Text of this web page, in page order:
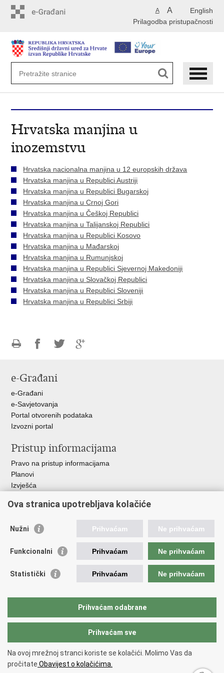
English
A A
Prilagodba pristupačnosti
Hrvatska manjina u
inozemstvu
Hrvatska nacionalna manjina u 12 europskih država
Hrvatska manjina u Republici Austriji
Hrvatska manjina u Republici Bugarskoj
Hrvatska manjina u Crnoj Gori
Hrvatska manjina u Češkoj Republici
Hrvatska manjina u Talijanskoj Republici
Hrvatska manjina u Republici Kosovo
Hrvatska manjina u Mađarskoj
Hrvatska manjina u Rumunjskoj
Hrvatska manjina u Republici Sjevernoj Makedoniji
Hrvatska manjina u Slovačkoj Republici
Hrvatska manjina u Republici Sloveniji
Hrvatska manjina u Republici Srbiji
FacebookuTwitteru
e-Građani
e-Građani
e-Savjetovanja
Portal otvorenih podataka
Izvozni portal
Pristup informacijama
Pravo na pristup informacijama
Planovi
Izvješća
Vlada RH
Ured predsjednika
Ministarstvo demografije i useljeništva
HRT - Glas Hrvatske
Copyright © 2026 Središnji državni ured za Hrvate izvan Republike
Hrvatske
Uvjeti korištenja.Izjava o pristupačnosti
Ova stranica upotrebljava kolačiće
Nužni Prihvaćam Ne prihvaćam
Funkcionalni Prihvaćam Ne prihvaćam
Statistički Prihvaćam Ne prihvaćam
Prihvaćam odabrane
Prihvaćam sve
Na ovoj mrežnoj stranci koriste se kolačići. Molimo Vas da
pročitate Obavijest o kolačićima.